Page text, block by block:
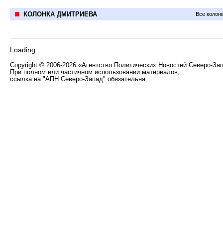
КОЛОНКА ДМИТРИЕВА Все
Loading...
Copyright © 2006-2026 «Агентство Политических Новостей Северо-
При полном или частичном использовании материалов,
ссылка на "АПН Северо-Запад" обязательна